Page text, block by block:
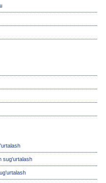
sug'urtalash